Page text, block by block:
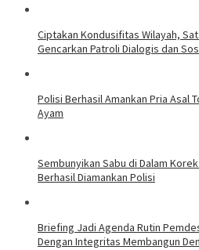
Ciptakan Kondusifitas Wilayah,
Gencarkan Patroli Dialogis dan
Polisi Berhasil Amankan Pria Asal
Ayam
Sembunyikan Sabu di Dalam
Berhasil Diamankan Polisi
Briefing Jadi Agenda Rutin
Dengan Integritas Membangun